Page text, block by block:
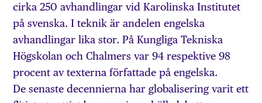
cirka 250 avhandlingar vid Karolinska Institutet
på svenska. I teknik är andelen engelska
avhandlingar lika stor. På Kungliga Tekniska
Högskolan och Chalmers var 94 respektive 98
procent av texterna författade på engelska.
De senaste decennierna har globalisering varit ett